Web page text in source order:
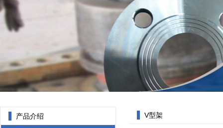
产品介绍 V型架